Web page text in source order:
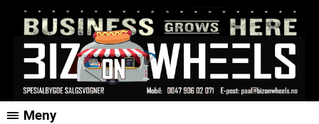
Meny